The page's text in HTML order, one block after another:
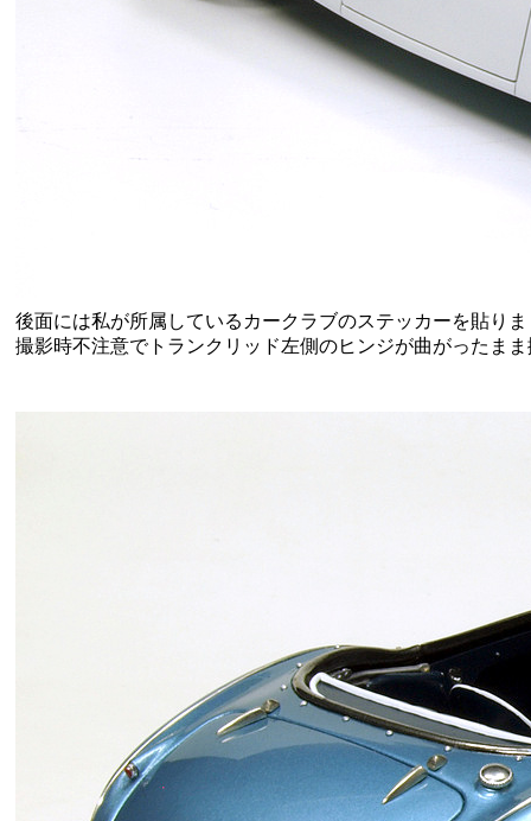
後面には私が所属しているカークラブのステッカーを貼り
撮影時不注意でトランクリッド左側のヒンジが曲がったま